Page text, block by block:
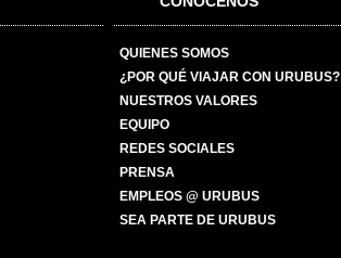
QUIENES SOMOS
¿POR QUÉ VIAJAR CON URUBUS?
NUESTROS VALORES
EQUIPO
REDES SOCIALES
PRENSA
EMPLEOS @ URUBUS
SEA PARTE DE URUBUS